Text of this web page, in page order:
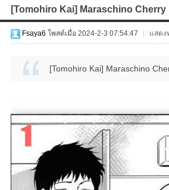
[Tomohiro Kai] Maraschino
Fsaya6 โพสต์เมื่อ 2024-2-3 07:54:47 แสด
[Tomohiro Kai] Maraschino